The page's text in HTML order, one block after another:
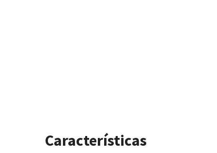
Características